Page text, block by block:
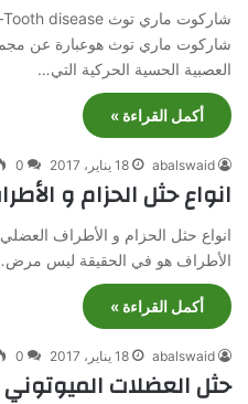
شاركوت ماري توث هوعبارة عن
العصبية الحسية الحركية التي…
أكمل القراءة »
abalswaid 18 يناير، 2017 0
انواع حثل الحزام و
الأطراف هو في الحقيقة ليس
أكمل القراءة »
abalswaid 18 يناير، 2017 0
حثل العضلات الميوتوني